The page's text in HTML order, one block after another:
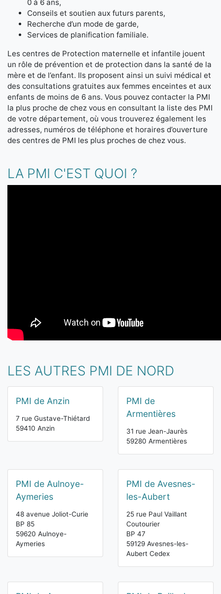
0 à 6 ans,
Conseils et soutien aux futurs parents,
Recherche d’un mode de garde,
Services de planification familiale.
Les centres de Protection maternelle et infantile jouent
un rôle de prévention et de protection dans la santé de la
mère et de l’enfant. Ils proposent ainsi un suivi médical et
des consultations gratuites aux femmes enceintes et aux
enfants de moins de 6 ans. Vous pouvez contacter la PMI
la plus proche de chez vous en consultant la liste des PMI
de votre département, où vous trouverez également les
adresses, numéros de téléphone et horaires d’ouverture
des centres de PMI les plus proches de chez vous.
LA PMI C'EST QUOI ?
LES AUTRES PMI DE NORD
PMI de Anzin
7 rue Gustave-Thiétard
59410 Anzin
PMI de
Armentières
31 rue Jean-Jaurès
59280 Armentières
PMI de Aulnoye-
Aymeries
48 avenue Joliot-Curie
BP 85
59620 Aulnoye-
Aymeries
PMI de Avesnes-
les-Aubert
25 rue Paul Vaillant
Coutourier
BP 47
59129 Avesnes-les-
Aubert Cedex